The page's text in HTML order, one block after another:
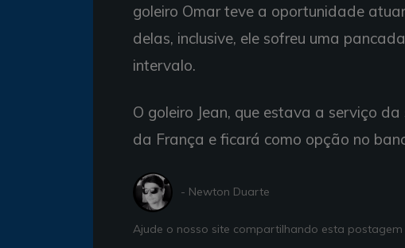
goleiro Omar teve a oportunidade
delas, inclusive, ele sofreu uma
intervalo.
O goleiro Jean, que estava a serviço
da França e ficará como opção no
- Newton Duarte
Ajude o nosso site compartilhando esta postagem